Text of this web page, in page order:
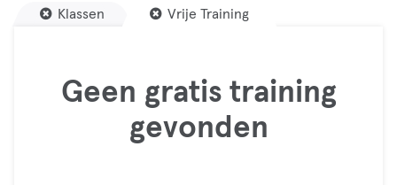
Klassen Vrije Training
Geen gratis training
gevonden